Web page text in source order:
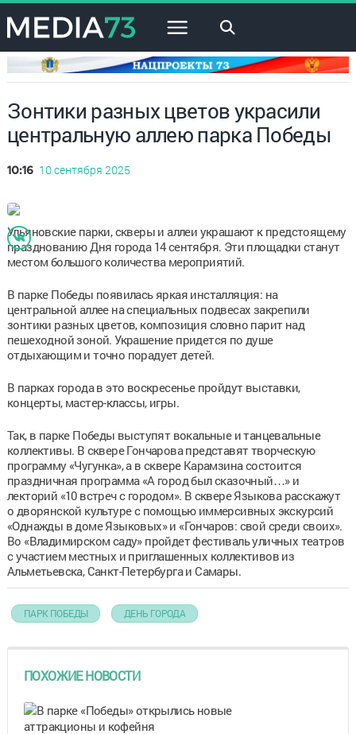
×
Зонтики разных цветов украсили
центральную аллею парка Победы
10:16 10 сентября 2025
Ульяновские парки, скверы и аллеи украшают к предстоящему
празднованию Дня города 14 сентября. Эти площадки станут
местом большого количества мероприятий.
В парке Победы появилась яркая инсталляция: на
центральной аллее на специальных подвесах закрепили
зонтики разных цветов, композиция словно парит над
пешеходной зоной. Украшение придется по душе
отдыхающим и точно порадует детей.
В парках города в это воскресенье пройдут выставки,
концерты, мастер-классы, игры.
Так, в парке Победы выступят вокальные и танцевальные
коллективы. В сквере Гончарова представят творческую
программу «Чугунка», а в сквере Карамзина состоится
праздничная программа «А город был сказочный…» и
лекторий «10 встреч с городом». В сквере Языкова расскажут
о дворянской культуре с помощью иммерсивных экскурсий
«Однажды в доме Языковых» и «Гончаров: свой среди своих».
Во «Владимирском саду» пройдет фестиваль уличных театров
с участием местных и приглашенных коллективов из
Альметьевска, Санкт-Петербурга и Самары.
ПАРК ПОБЕДЫ ДЕНЬ ГОРОДА
ПОХОЖИЕ НОВОСТИ